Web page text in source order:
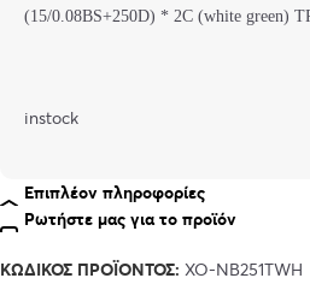
(15/0.08BS+250D) * 2C (white green)
instock
Επιπλέον πληροφορίες
Ρωτήστε μας για το προϊόν
ΚΩΔΙΚΌΣ ΠΡΟΪΌΝΤΟΣ: XO-NB251TWH